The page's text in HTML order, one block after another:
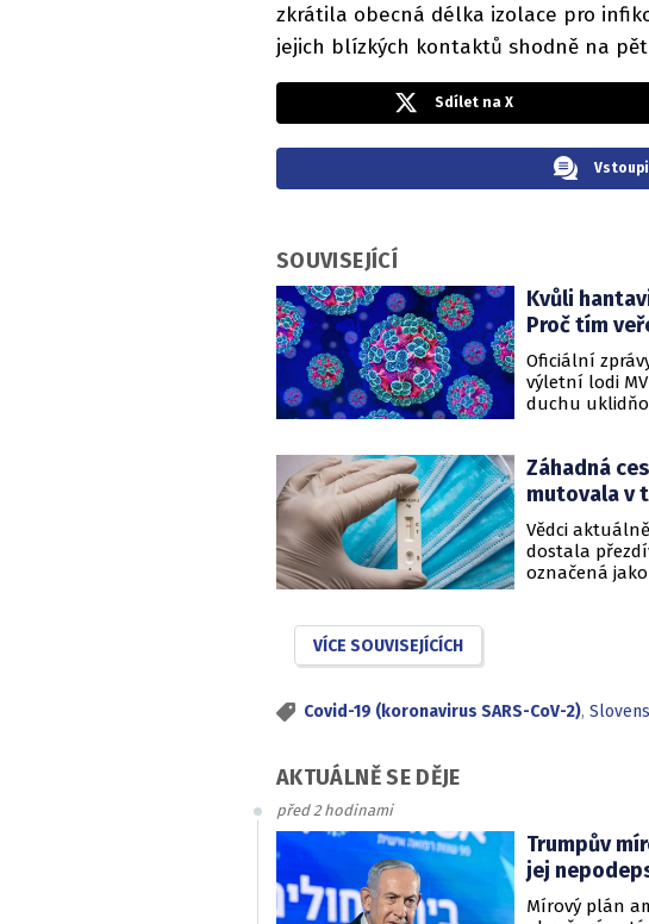
zkrátila obecná délka izolace pro
jejich blízkých kontaktů shodně na
Sdílet na X
SOUVISEJÍCÍ
Kvůli
Proč tím
Oficiální
výletní lodi
duchu
však podle
označují za
prohloubit
pandemii
Záhadná
mutovala v
Vědci
dostala
označená
nečekaně
VÍCE SOUVISEJÍCÍCH
Covid-19 (koronavirus SARS-CoV-2),
AKTUÁLNĚ SE DĚJE
před 2 hodinami
Trumpův
jej
Mírový plán